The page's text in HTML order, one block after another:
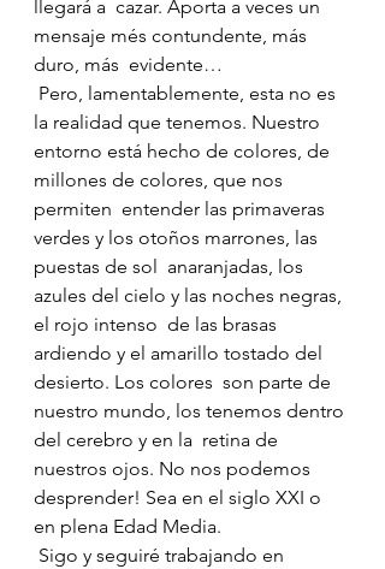
llegará a  cazar. Aporta a veces un
mensaje més contundente, más
duro, más  evidente…
la realidad que tenemos. Nuestro
entorno está hecho de colores, de
millones de colores, que nos
permiten  entender las primaveras
verdes y los otoños marrones, las
puestas de sol  anaranjadas, los
azules del cielo y las noches negras,
el rojo intenso  de las brasas
ardiendo y el amarillo tostado del
desierto. Los colores  son parte de
nuestro mundo, los tenemos dentro
del cerebro y en la  retina de
nuestros ojos. No nos podemos
desprender! Sea en el siglo XXI o
en plena Edad Media.